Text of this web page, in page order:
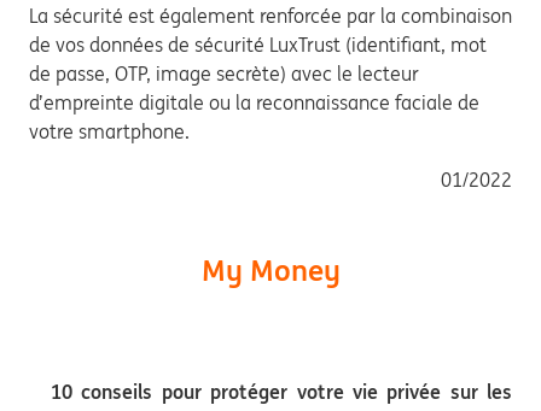
La sécurité est également renforcée par la combinaison
de vos données de sécurité LuxTrust (identifiant, mot
de passe, OTP, image secrète) avec le lecteur
d’empreinte digitale ou la reconnaissance faciale de
votre smartphone.
01/2022
My Money
10 conseils pour protéger votre vie privée sur les